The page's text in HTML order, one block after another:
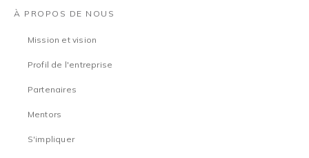
À PROPOS DE NOUS
Mission et vision
Profil de l'entreprise
Partenaires
Mentors
S'impliquer